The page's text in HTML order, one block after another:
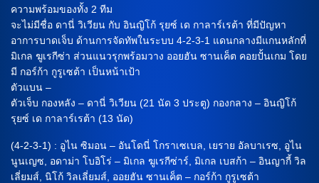
ความพร้อมของทั้ง 2 ทีม
จะไม่มีชื่อ ดานี่ วิเวียน กับ อินญิโก้ รุยซ์ เด กาลาร์เรต้า ที่มีปัญหา
อาการบาดเจ็บ ด้านการจัดทัพในระบบ 4-2-3-1 แดนกลางมีแกนหลักที่
มิเกล ฆูเรกีซ่า ส่วนแนวรุกพร้อมวาง ออยฮัน ซานเค็ต คอยปั้นเกม โดย
มี กอร์ก้า กูรูเซต้า เป็นหน้าเป้า
ตัวแบน –
ตัวเจ็บ กองหลัง – ดานี่ วิเวียน (21 นัด 3 ประตู) กองกลาง – อินญิโก้
รุยซ์ เด กาลาร์เรต้า (13 นัด)
(4-2-3-1) : อูไน ซิมอน – อันโดนี่ โกราเซเบล, เยราย อัลบาเรซ, อูไน
นูนเญซ, อดาม่า โบอิโร่ – มิเกล ฆูเรกีซ่าร์, มิเกล เบสก้า – อินญากี้ วิล
เลี่ยมส์, นิโก้ วิลเลี่ยมส์, ออยฮัน ซานเค็ต – กอร์ก้า กูรูเซต้า